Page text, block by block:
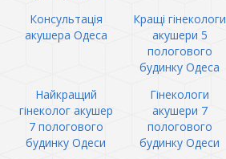
Консультація
акушера Одеса
Кращі гінекологи
акушери 5
пологового
будинку Одеса
Найкращий
гінеколог акушер
7 пологового
будинку Одеси
Гінекологи
акушери 7
пологового
будинку Одеси